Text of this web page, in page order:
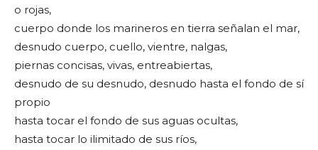
o rojas,
cuerpo donde los marineros en tierra señalan el mar,
desnudo cuerpo, cuello, vientre, nalgas,
piernas concisas, vivas, entreabiertas,
desnudo de su desnudo, desnudo hasta el fondo de sí
propio
hasta tocar el fondo de sus aguas ocultas,
hasta tocar lo ilimitado de sus ríos,